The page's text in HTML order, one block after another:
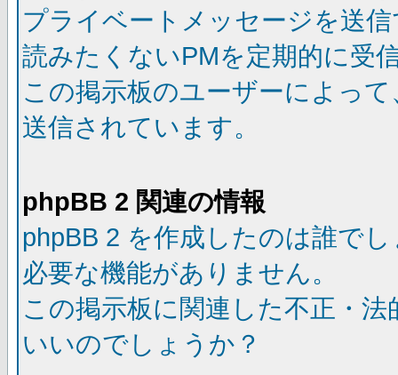
プライベートメッセージを送
読みたくないPMを定期的に受
この掲示板のユーザーによっ
送信されています。
phpBB 2 関連の情報
phpBB 2 を作成したのは誰で
必要な機能がありません。
この掲示板に関連した不正・
いいのでしょうか？